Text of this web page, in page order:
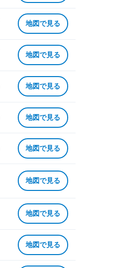
地図で見る
地図で見る
地図で見る
地図で見る
地図で見る
地図で見る
地図で見る
地図で見る